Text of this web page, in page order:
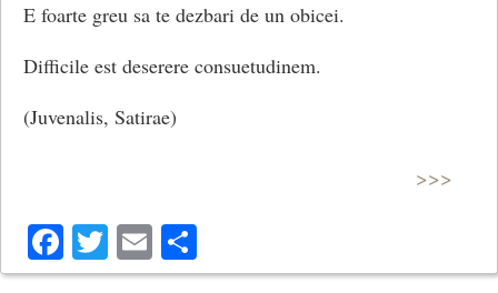
E foarte greu sa te dezbari de un obicei.
Difficile est deserere consuetudinem.
(Juvenalis, Satirae)
>>>
Facebook
Twitter
Email